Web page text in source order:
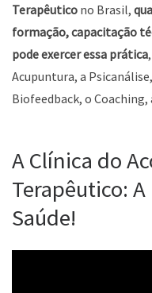
Terapêutico no Brasil,
formação, capacitação
pode exercer essa prática
Acupuntura, a
Biofeedback, o
A Clínica do
Terapêutico:
Saúde!